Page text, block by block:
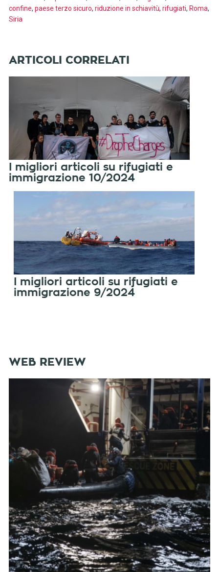
confine, paese terzo sicuro, riduzione in schiavitù, rifugiati, Roma,
Siria
I migliori articoli su rifugiati e
immigrazione 10/2024
I migliori articoli su rifugiati e
immigrazione 9/2024
WEB REVIEW